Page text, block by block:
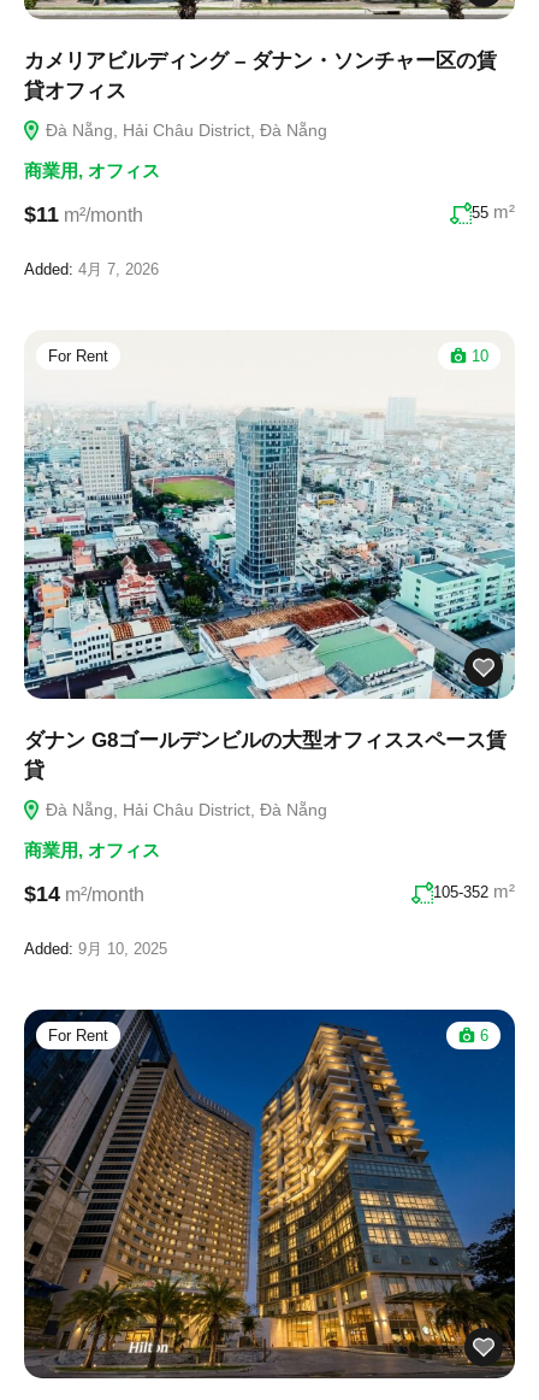
カメリアビルディング – ダナン・ソンチャー区の賃
貸オフィス
Đà Nẵng, Hải Châu District, Đà Nẵng
商業用, オフィス
$11 m²/month 55 m²
Added: 4月 7, 2026
For Rent 10
ダナン G8ゴールデンビルの大型オフィススペース賃
貸
Đà Nẵng, Hải Châu District, Đà Nẵng
商業用, オフィス
$14 m²/month 105-352 m²
Added: 9月 10, 2025
For Rent 6